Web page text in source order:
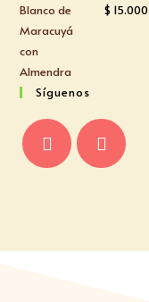
$ 15.000
Síguenos